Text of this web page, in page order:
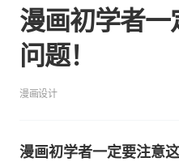
漫画初学者
问题！
漫画设计
漫画初学者一定要注意这